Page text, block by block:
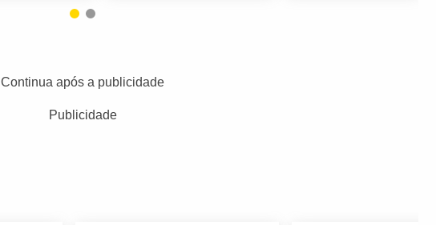
Continua após a publicidade
Publicidade